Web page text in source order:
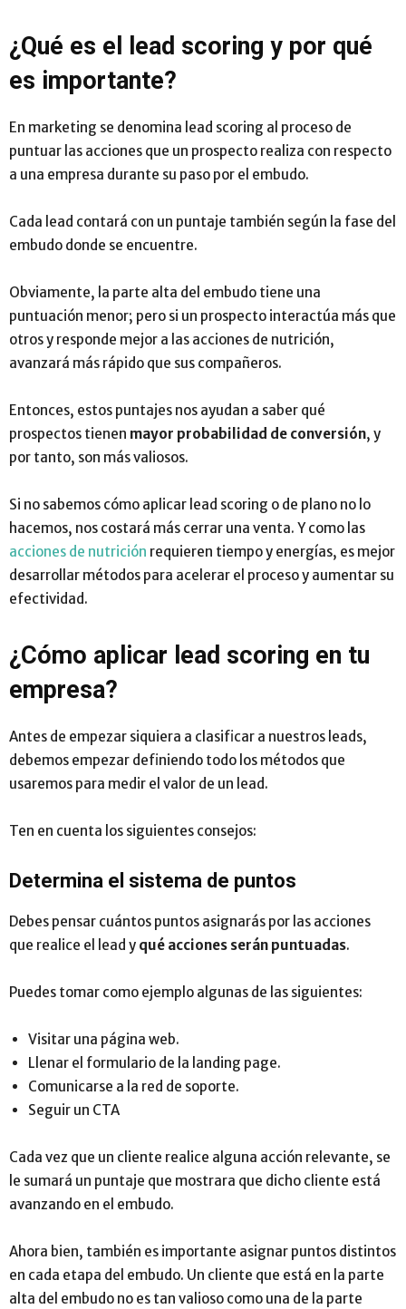
¿Qué es el lead scoring y por qué
es importante?
En marketing se denomina lead scoring al proceso de
puntuar las acciones que un prospecto realiza con respecto
a una empresa durante su paso por el embudo.
Cada lead contará con un puntaje también según la fase del
embudo donde se encuentre.
Obviamente, la parte alta del embudo tiene una
puntuación menor; pero si un prospecto interactúa más que
otros y responde mejor a las acciones de nutrición,
avanzará más rápido que sus compañeros.
Entonces, estos puntajes nos ayudan a saber qué
prospectos tienen mayor probabilidad de conversión, y
por tanto, son más valiosos.
Si no sabemos cómo aplicar lead scoring o de plano no lo
hacemos, nos costará más cerrar una venta. Y como las
acciones de nutrición requieren tiempo y energías, es mejor
desarrollar métodos para acelerar el proceso y aumentar su
efectividad.
¿Cómo aplicar lead scoring en tu
empresa?
Antes de empezar siquiera a clasificar a nuestros leads,
debemos empezar definiendo todo los métodos que
usaremos para medir el valor de un lead.
Ten en cuenta los siguientes consejos:
Determina el sistema de puntos
Debes pensar cuántos puntos asignarás por las acciones
que realice el lead y qué acciones serán puntuadas.
Puedes tomar como ejemplo algunas de las siguientes:
Visitar una página web.
Llenar el formulario de la landing page.
Comunicarse a la red de soporte.
Seguir un CTA
Cada vez que un cliente realice alguna acción relevante, se
le sumará un puntaje que mostrara que dicho cliente está
avanzando en el embudo.
Ahora bien, también es importante asignar puntos distintos
en cada etapa del embudo. Un cliente que está en la parte
alta del embudo no es tan valioso como una de la parte